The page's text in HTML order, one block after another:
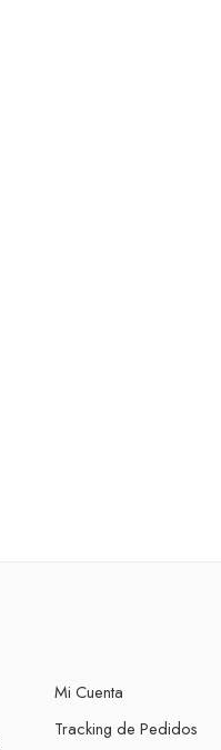
Mi Cuenta
Tracking de Pedidos